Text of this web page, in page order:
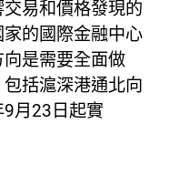
易和價格發現的
的國際金融中心
是需要全面做
包括滬深港通北向
月23日起實